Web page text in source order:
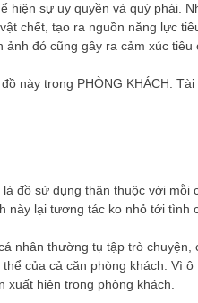
hiện sự uy quyền và quý phái.
chết, tạo ra nguồn năng lực
đó cũng gây ra cảm xúc tiêu
đồ sử dụng thân thuộc với
này lại tương tác ko nhỏ tới tình
nhân thường tụ tập trò
của cả căn phòng khách. Vì
xuất hiện trong phòng khách.